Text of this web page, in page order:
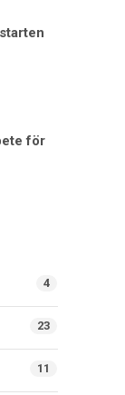
för
4
23
11